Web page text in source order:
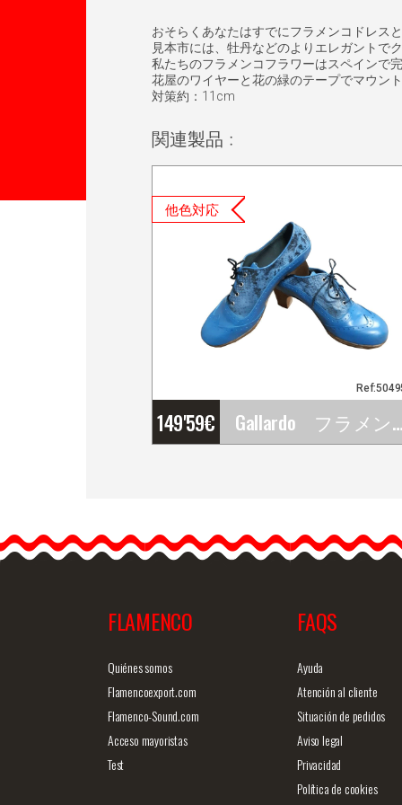
おそらくあなたはすでにフラメンコドレス
見本市には、牡丹などのよりエレガントで
私たちのフラメンコフラワーはスペインで
花屋のワイヤーと花の緑のテープでマウン
対策約：11cm
関連製品 :
他色対応
149'59€ Gallardo フラメンコ・
Z048
Gallardo (ガジャルド) の
れているダンスシューズ
FLAMENCO
Quiénes somos
Flamencoexport.com
Flamenco-Sound.com
Acceso mayoristas
Test
FAQS
Ayuda
Atención al cliente
Situación de pedidos
Aviso legal
Privacidad
Política de cookies